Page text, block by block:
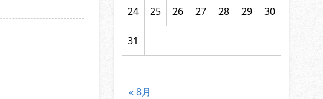
24 25 26 27 28 29 30
31
« 8月